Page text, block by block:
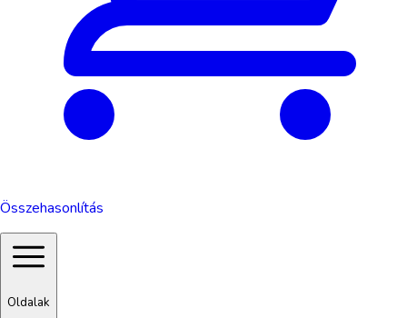
Összehasonlítás
Oldalak